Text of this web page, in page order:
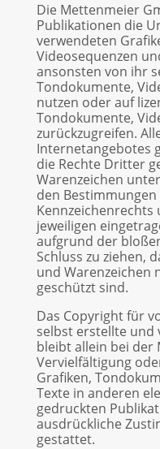
Die Mettenmeier
Publikationen die
verwendeten
Videosequenzen
ansonsten von ihr
Tondokumente,
nutzen oder auf
Tondokumente,
zurückzugreifen.
Internetangebotes
die Rechte Dritter
Warenzeichen
den
jeweiligen
aufgrund der
Schluss zu ziehen,
und Warenzeichen
geschützt sind.
Das Copyright für
selbst erstellte und
bleibt allein bei der
Vervielfältigung
Grafiken,
Texte in anderen
gedruckten
ausdrückliche
gestattet.